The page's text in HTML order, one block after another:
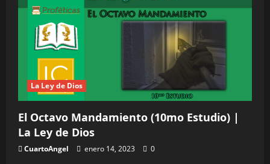
La Ley de Dios
El Octavo Mandamiento (10mo Estudio) |
La Ley de Dios
CuartoAngel enero 14, 2023 0